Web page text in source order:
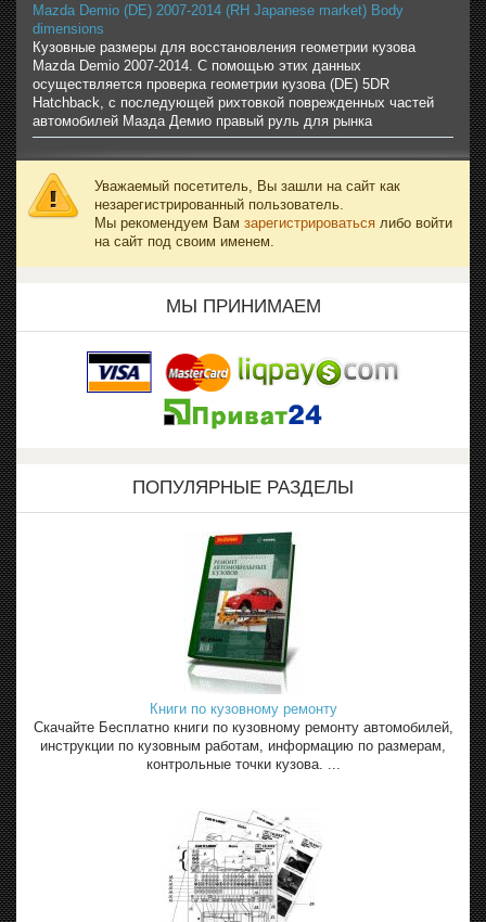
Mazda Demio (DE) 2007-2014 (RH Japanese market) Body
dimensions
Кузовные размеры для восстановления геометрии кузова
Mazda Demio 2007-2014. С помощью этих данных
осуществляется проверка геометрии кузова (DE) 5DR
Hatchback, с последующей рихтовкой поврежденных частей
автомобилей Мазда Демио правый руль для рынка
Уважаемый посетитель, Вы зашли на сайт как
незарегистрированный пользователь.
Мы рекомендуем Вам зарегистрироваться либо войти
на сайт под своим именем.
МЫ ПРИНИМАЕМ
ПОПУЛЯРНЫЕ РАЗДЕЛЫ
Книги по кузовному ремонту
Скачайте Бесплатно книги по кузовному ремонту автомобилей,
инструкции по кузовным работам, информацию по размерам,
контрольные точки кузова. ...